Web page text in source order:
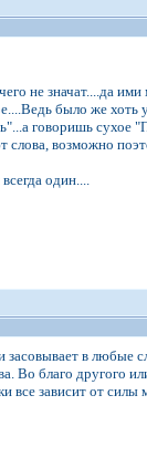
не значат....да
было же
говоришь сухое
возможно
один....
в любые
Во благо другого
все зависит от